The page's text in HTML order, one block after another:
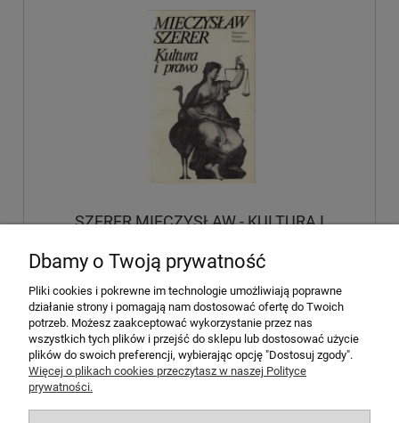
SZERER MIECZYSŁAW - KULTURA I
24,00 zł
do koszyka
Pomoc
Dbamy o Twoją prywatność
Pliki cookies i pokrewne im technologie umożliwiają poprawne
działanie strony i pomagają nam dostosować ofertę do Twoich
potrzeb. Możesz zaakceptować wykorzystanie przez nas
wszystkich tych plików i przejść do sklepu lub dostosować użycie
plików do swoich preferencji, wybierając opcję "Dostosuj zgody".
Więcej o plikach cookies przeczytasz w naszej Polityce
prywatności.